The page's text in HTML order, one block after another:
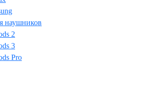
наушников
2
3
Pro